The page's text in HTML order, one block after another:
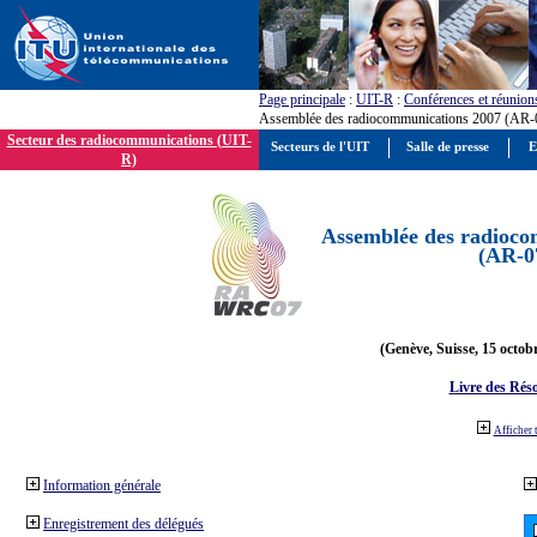
Page principale : UIT-R : Conférences et
Assemblée des radiocommunications 2007
Secteur des radiocommunications (UIT-
R)
Assemblée des
(AR-
(Genève, Suisse, 15
Livre des
Afficher
Information générale
Enregistrement des délégués
Secteurs de l'UIT Salle de presse